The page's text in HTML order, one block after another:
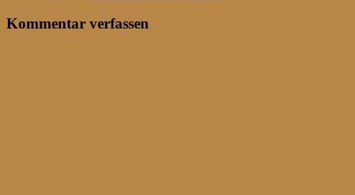
Kommentar verfassen